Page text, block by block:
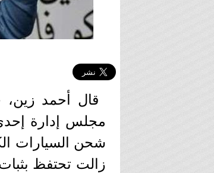
قال أحمد زين،
مجلس إدارة
شحن السيارات
زالت تحتفظ